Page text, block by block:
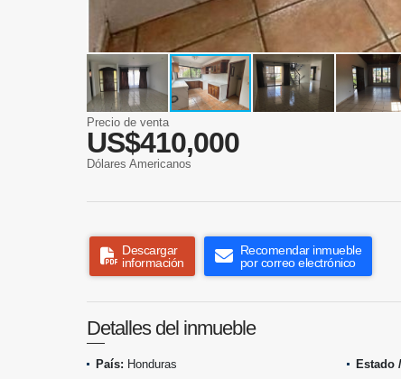
Precio de venta
US$410,000
Dólares Americanos
Descargar
información
Recomendar inmueble
por correo electrónico
Detalles del inmueble
País: Honduras Estado